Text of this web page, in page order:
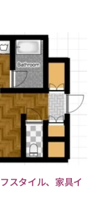
スタイル、家具イ